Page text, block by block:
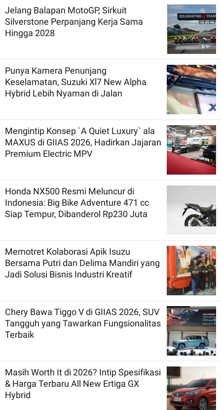
Jelang Balapan MotoGP, Sirkuit
Silverstone Perpanjang Kerja Sama
Hingga 2028
Punya Kamera Penunjang
Keselamatan, Suzuki Xl7 New Alpha
Hybrid Lebih Nyaman di Jalan
Mengintip Konsep `A Quiet Luxury` ala
MAXUS di GIIAS 2026, Hadirkan Jajaran
Premium Electric MPV
Honda NX500 Resmi Meluncur di
Indonesia: Big Bike Adventure 471 cc
Siap Tempur, Dibanderol Rp230 Juta
Memotret Kolaborasi Apik Isuzu
Bersama Putri dan Delima Mandiri yang
Jadi Solusi Bisnis Industri Kreatif
Chery Bawa Tiggo V di GIIAS 2026, SUV
Tangguh yang Tawarkan Fungsionalitas
Terbaik
Masih Worth It di 2026? Intip Spesifikasi
& Harga Terbaru All New Ertiga GX
Hybrid